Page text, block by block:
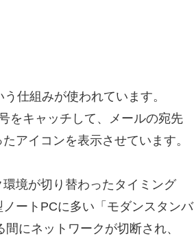
仕組みが使われています。
をキャッチして、メールの宛先
アイコンを表示させています。
境が切り替わったタイミング
ートPCに多い「モダンスタンバ
にネットワークが切断され、